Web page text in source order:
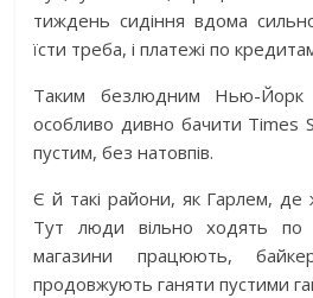
тиждень сидіння вдома
їсти треба, і платежі по
Таким безлюдним Нью-
особливо дивно бачити Times
пустим, без натовпів.
Є й такі райони, як Гарлем, де
Тут люди вільно ходять по
магазини працюють,
продовжують ганяти пустими